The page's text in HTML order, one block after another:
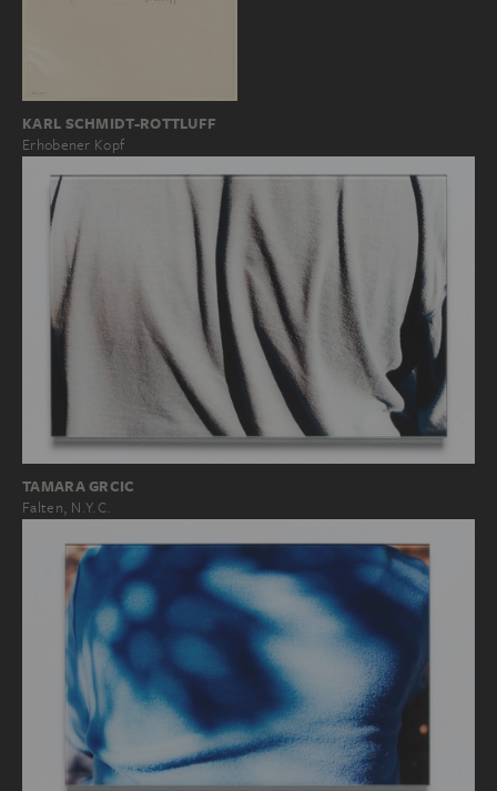
KARL SCHMIDT-ROTTLUFF
Erhobener Kopf
TAMARA GRCIC
Falten, N.Y.C.